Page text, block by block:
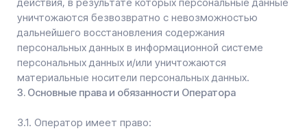
— предоставлять субъекту персональных данных
по его просьбе информацию, касающуюся обработки
его персональных данных;
— организовывать обработку персональных данных
в порядке, установленном действующим
законодательством РФ;
— отвечать на обращения и запросы субъектов
персональных данных и их законных представителей
— сообщать в уполномоченный орган по защите прав